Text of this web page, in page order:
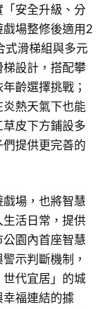
安全升級、分
場整修後適用2
式滑梯組與多元
設計，搭配攀
齡選擇挑戰；
熱天氣下也能
皮下方鋪設多
提供更完善的
場，也將智慧
活日常，提供
園內首座智慧
示判斷機制，
代宜居」的城
福連結的據